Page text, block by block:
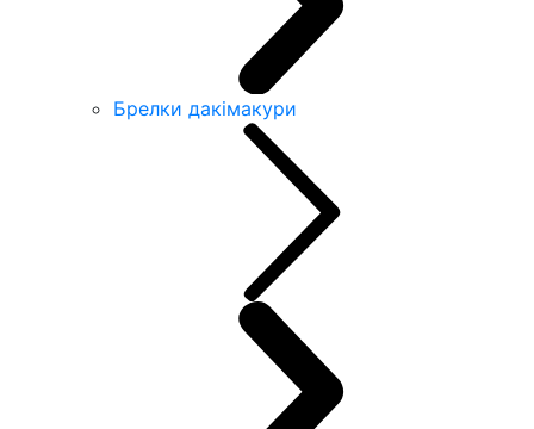
Брелки дакімакури